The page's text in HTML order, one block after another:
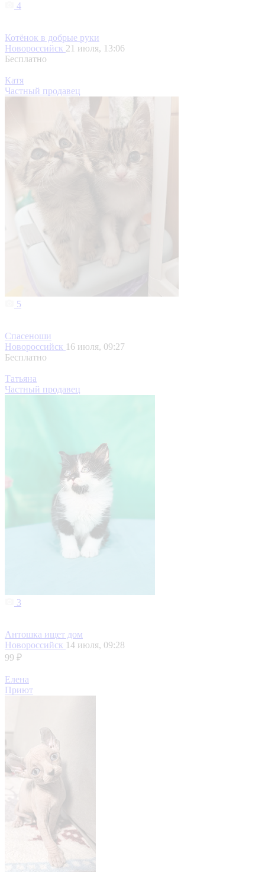
4
Котёнок в добрые руки
Новороссийск 21 июля, 13:06
Бесплатно
Катя
Частный продавец
5
Спасеноши
Новороссийск 16 июля, 09:27
Бесплатно
Татьяна
Частный продавец
3
Антошка ищет дом
Новороссийск 14 июля, 09:28
99 ₽
Елена
Приют